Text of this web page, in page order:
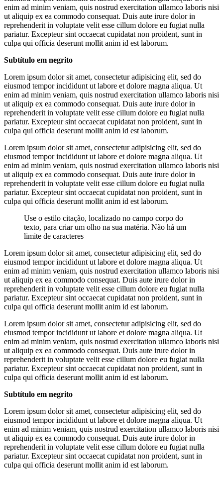
enim ad minim veniam, quis nostrud exercitation ullamco laboris nisi
ut aliquip ex ea commodo consequat. Duis aute irure dolor in
reprehenderit in voluptate velit esse cillum dolore eu fugiat nulla
pariatur. Excepteur sint occaecat cupidatat non proident, sunt in
culpa qui officia deserunt mollit anim id est laborum.
Subtítulo em negrito
Lorem ipsum dolor sit amet, consectetur adipisicing elit, sed do
eiusmod tempor incididunt ut labore et dolore magna aliqua. Ut
enim ad minim veniam, quis nostrud exercitation ullamco laboris nisi
ut aliquip ex ea commodo consequat. Duis aute irure dolor in
reprehenderit in voluptate velit esse cillum dolore eu fugiat nulla
pariatur. Excepteur sint occaecat cupidatat non proident, sunt in
culpa qui officia deserunt mollit anim id est laborum.
Lorem ipsum dolor sit amet, consectetur adipisicing elit, sed do
eiusmod tempor incididunt ut labore et dolore magna aliqua. Ut
enim ad minim veniam, quis nostrud exercitation ullamco laboris nisi
ut aliquip ex ea commodo consequat. Duis aute irure dolor in
reprehenderit in voluptate velit esse cillum dolore eu fugiat nulla
pariatur. Excepteur sint occaecat cupidatat non proident, sunt in
culpa qui officia deserunt mollit anim id est laborum.
Use o estilo citação, localizado no campo corpo do
texto, para criar um olho na sua matéria. Não há um
limite de caracteres
Lorem ipsum dolor sit amet, consectetur adipisicing elit, sed do
eiusmod tempor incididunt ut labore et dolore magna aliqua. Ut
enim ad minim veniam, quis nostrud exercitation ullamco laboris nisi
ut aliquip ex ea commodo consequat. Duis aute irure dolor in
reprehenderit in voluptate velit esse cillum dolore eu fugiat nulla
pariatur. Excepteur sint occaecat cupidatat non proident, sunt in
culpa qui officia deserunt mollit anim id est laborum.
Lorem ipsum dolor sit amet, consectetur adipisicing elit, sed do
eiusmod tempor incididunt ut labore et dolore magna aliqua. Ut
enim ad minim veniam, quis nostrud exercitation ullamco laboris nisi
ut aliquip ex ea commodo consequat. Duis aute irure dolor in
reprehenderit in voluptate velit esse cillum dolore eu fugiat nulla
pariatur. Excepteur sint occaecat cupidatat non proident, sunt in
culpa qui officia deserunt mollit anim id est laborum.
Subtítulo em negrito
Lorem ipsum dolor sit amet, consectetur adipisicing elit, sed do
eiusmod tempor incididunt ut labore et dolore magna aliqua. Ut
enim ad minim veniam, quis nostrud exercitation ullamco laboris nisi
ut aliquip ex ea commodo consequat. Duis aute irure dolor in
reprehenderit in voluptate velit esse cillum dolore eu fugiat nulla
pariatur. Excepteur sint occaecat cupidatat non proident, sunt in
culpa qui officia deserunt mollit anim id est laborum.